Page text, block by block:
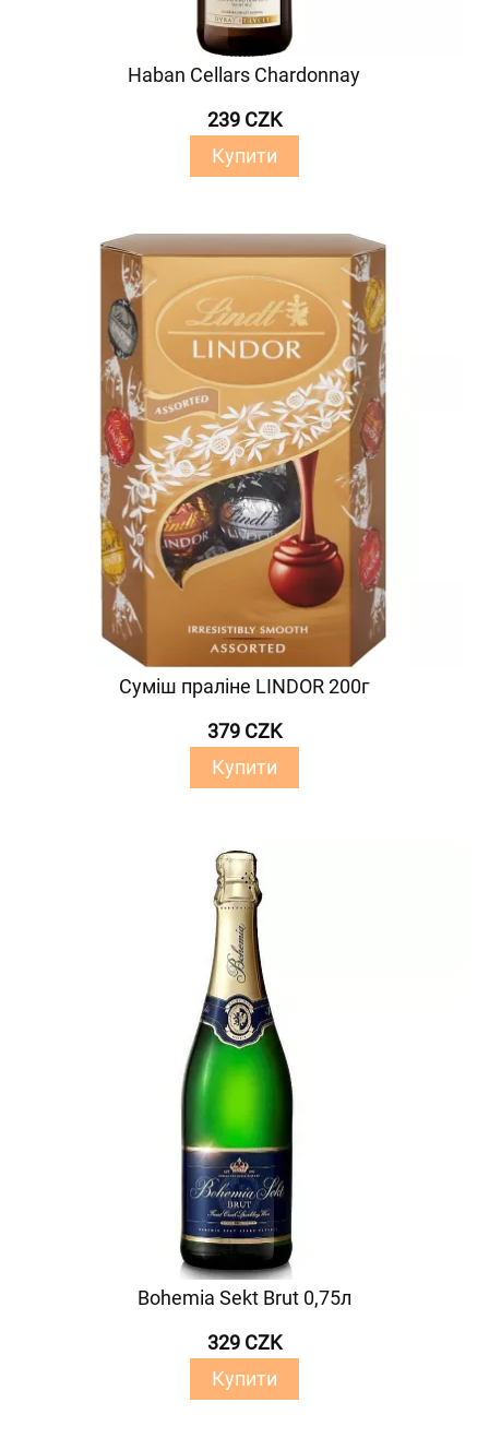
Haban Cellars Chardonnay
239 CZK
Купити
Суміш праліне LINDOR 200г
379 CZK
Купити
Bohemia Sekt Brut 0,75л
329 CZK
Купити